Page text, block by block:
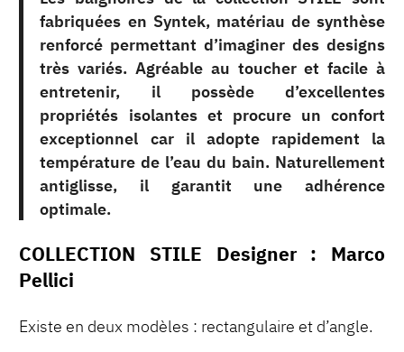
fabriquées en Syntek, matériau de synthèse
renforcé permettant d’imaginer des designs
très variés. Agréable au toucher et facile à
entretenir, il possède d’excellentes
propriétés isolantes et procure un confort
exceptionnel car il adopte rapidement la
température de l’eau du bain. Naturellement
antiglisse, il garantit une adhérence
optimale.
COLLECTION STILE Designer : Marco
Pellici
Existe en deux modèles : rectangulaire et d’angle.